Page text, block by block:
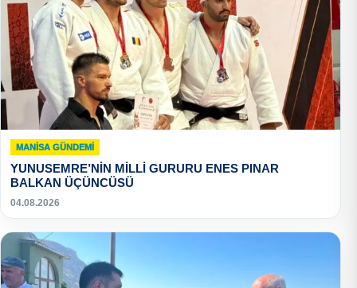
MANISA GÜNDEMI
YUNUSEMRE’NİN MİLLİ GURURU ENES PINAR
BALKAN ÜÇÜNCÜSÜ
04.08.2026